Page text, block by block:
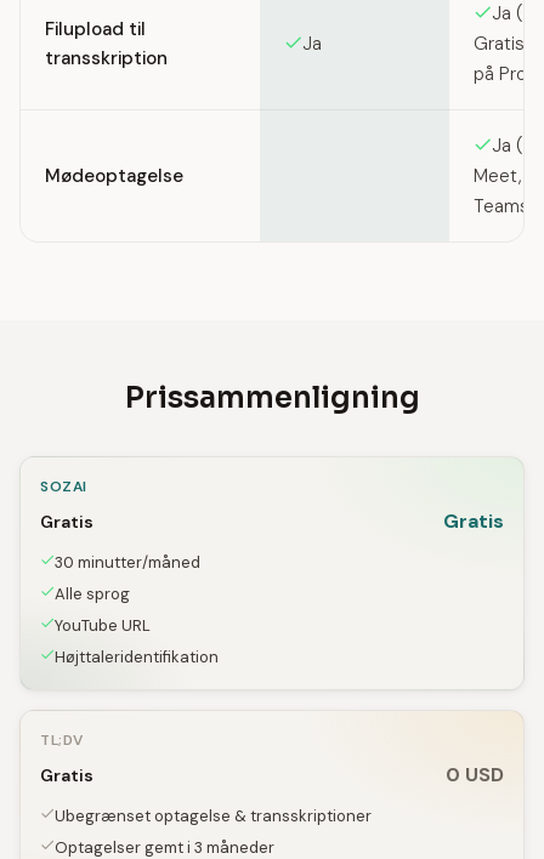
Filupload til
transskription
Ja
Ja (5
Gratis,
på Pro/
Mødeoptagelse
Ja
Meet,
Teams)
Prissammenligning
SOZAI
Gratis Gratis
30 minutter/måned
Alle sprog
YouTube URL
Højttaleridentifikation
TL;DV
Gratis 0 USD
Ubegrænset optagelse & transskriptioner
Optagelser gemt i 3 måneder